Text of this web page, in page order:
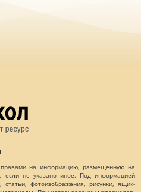
правами на информацию, размещенную на
если не указано иное. Под информацией
статьи, фотоизображения, рисунки, ящик-